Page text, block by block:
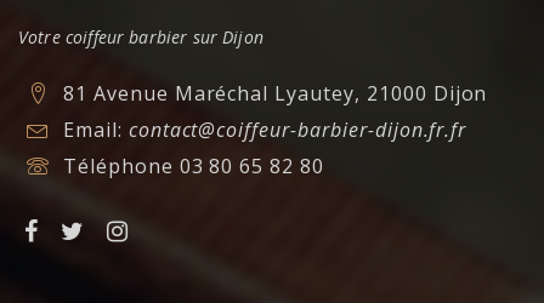
Votre coiffeur barbier sur Dijon
81 Avenue Maréchal Lyautey, 21000 Dijon
Email: contact@coiffeur-barbier-dijon.fr.fr
Téléphone 03 80 65 82 80